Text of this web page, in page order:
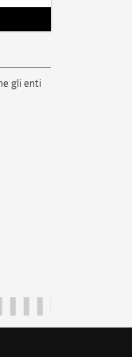
gli enti